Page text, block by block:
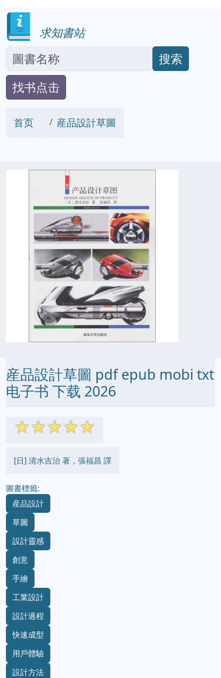
求知書站
搜索
找书点击
首页 産品設計草圖
産品設計草圖 pdf epub mobi txt
电子书 下载 2026
☆☆☆☆☆
[日] 清水吉治 著，張福昌 譯
圖書標籤:
産品設計
草圖
設計靈感
創意
手繪
工業設計
設計過程
快速成型
用戶體驗
設計方法